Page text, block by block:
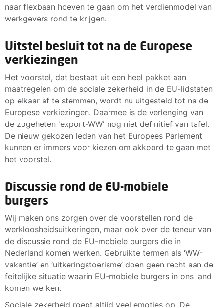
naar flexbaan hoeven te gaan om het verdienmodel van
werkgevers rond te krijgen.
Uitstel besluit tot na de Europese
verkiezingen
Het voorstel, dat bestaat uit een heel pakket aan
maatregelen om de sociale zekerheid in de EU-lidstaten
op elkaar af te stemmen, wordt nu uitgesteld tot na de
Europese verkiezingen. Daarmee is de verlenging van
de zogeheten 'export-WW' nog niet definitief van tafel.
De nieuw gekozen leden van het Europees Parlement
kunnen er immers voor kiezen om akkoord te gaan met
het voorstel.
Discussie rond de EU-mobiele
burgers
Wij maken ons zorgen over de voorstellen rond de
werkloosheidsuitkeringen, maar ook over de teneur van
de discussie rond de EU-mobiele burgers die in
Nederland komen werken. Gebruikte termen als ‘WW-
vakantie’ en ‘uitkeringstoerisme’ doen geen recht aan de
feitelijke situatie waarin EU-mobiele burgers in ons land
komen werken.
Sociale zekerheid roept altijd veel emoties op. De